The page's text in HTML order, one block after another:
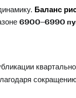
Баланс
6900–6990